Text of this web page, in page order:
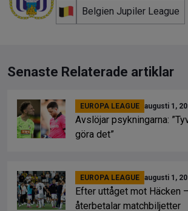
Belgien Jupiler League
Senaste Relaterade artiklar
EUROPA LEAGUE augusti 1,
Avslöjar psykningarna:
göra det”
EUROPA LEAGUE augusti 1,
Efter uttåget mot Häcken
återbetalar matchbiljetter